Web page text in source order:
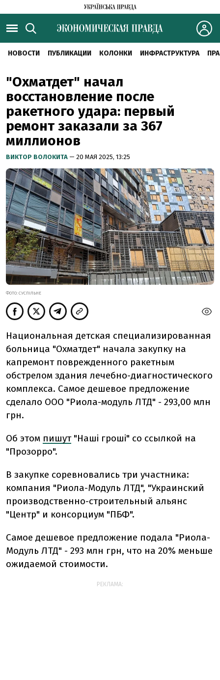
НОВОСТИ ПУБЛИКАЦИИ КОЛОНКИ ИНФРАСТРУКТУРА
"Охматдет" начал
восстановление после
ракетного удара: первый
ремонт заказали за 367
миллионов
ВИКТОР ВОЛОКИТА — 20 МАЯ 2025, 13:25
ФОТО: СУСПІЛЬНЕ
Национальная детская специализированная
больница "Охматдет" начала закупку на
капремонт поврежденного ракетным
обстрелом здания лечебно-диагностического
комплекса. Самое дешевое предложение
сделало ООО "Риола-модуль ЛТД" - 293,00 млн
грн.
Об этом пишут "Наші гроші" со ссылкой на
"Прозорро".
В закупке соревновались три участника:
компания "Риола-Модуль ЛТД", "Украинский
производственно-строительный альянс
"Центр" и консорциум "ПБФ".
Самое дешевое предложение подала "Риола-
Модуль ЛТД" - 293 млн грн, что на 20% меньше
ожидаемой стоимости.
РЕКЛАМА: